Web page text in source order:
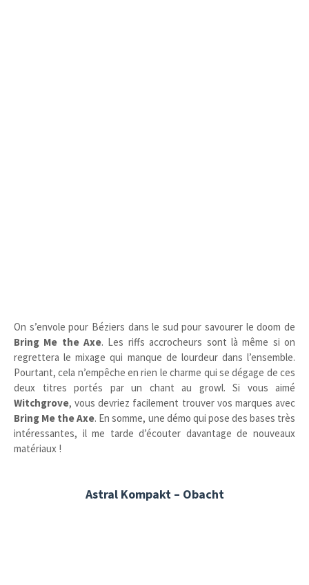
On s’envole pour Béziers dans le sud pour savourer le doom de
Bring Me the Axe. Les riffs accrocheurs sont là même si on
regrettera le mixage qui manque de lourdeur dans l’ensemble.
Pourtant, cela n’empêche en rien le charme qui se dégage de ces
deux titres portés par un chant au growl. Si vous aimé
Witchgrove, vous devriez facilement trouver vos marques avec
Bring Me the Axe. En somme, une démo qui pose des bases très
intéressantes, il me tarde d’écouter davantage de nouveaux
matériaux !
Astral Kompakt – Obacht